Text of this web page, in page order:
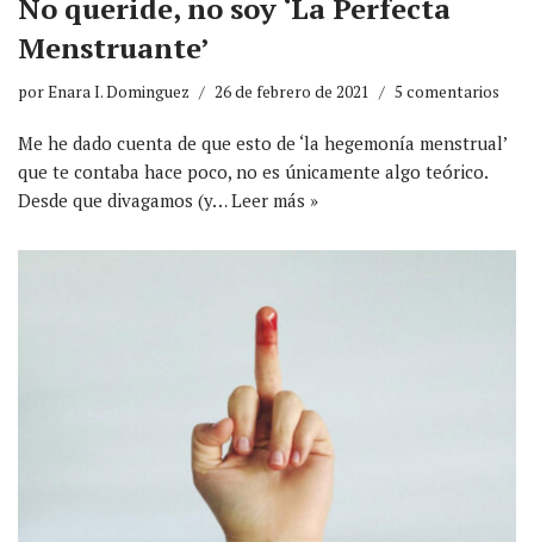
No queride, no soy ‘La Perfecta
Menstruante’
porEnara I. Dominguez 26 de febrero de 2021 5 comentarios
Me he dado cuenta de que esto de ‘la hegemonía menstrual’
que te contaba hace poco, no es únicamente algo teórico.
Desde que divagamos (y…Leer más »